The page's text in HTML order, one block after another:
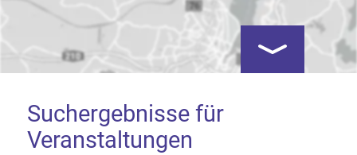
Kartenansicht
Suchergebnisse für
Veranstaltungen